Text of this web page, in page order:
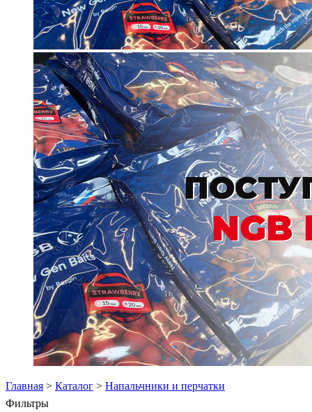
Главная > Каталог > Напальчники и перчатки
Фильтры